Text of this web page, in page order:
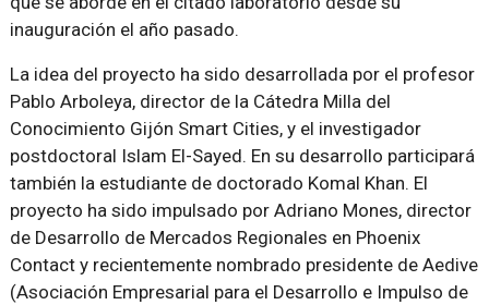
inauguración el año pasado.
La idea del proyecto ha sido desarrollada por el profesor
Pablo Arboleya, director de la Cátedra Milla del
Conocimiento Gijón Smart Cities, y el investigador
postdoctoral Islam El-Sayed. En su desarrollo participará
también la estudiante de doctorado Komal Khan. El
proyecto ha sido impulsado por Adriano Mones, director
de Desarrollo de Mercados Regionales en Phoenix
Contact y recientemente nombrado presidente de Aedive
(Asociación Empresarial para el Desarrollo e Impulso de